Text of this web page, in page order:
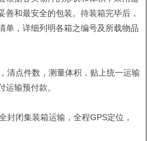
善和最安全的包装。待装箱完毕后，
单，详细列明各箱之编号及所载物品
清点件数，测量体积，贴上统一运输
运输预付款。
闭集装箱运输，全程GPS定位，